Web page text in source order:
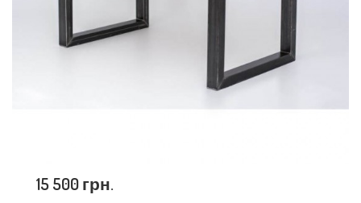
15 500 грн.